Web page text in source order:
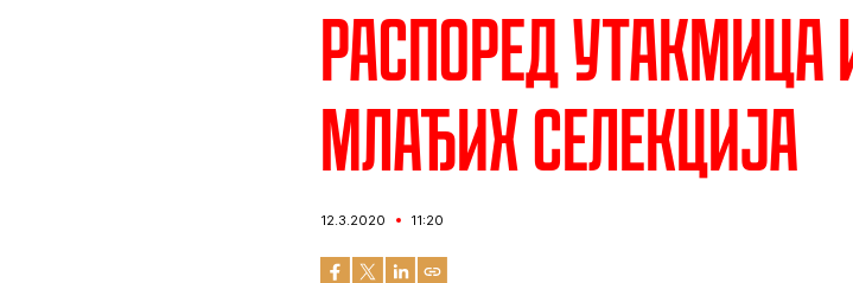
Распоред утакмица
млађих селекција
12.3.2020 11:20